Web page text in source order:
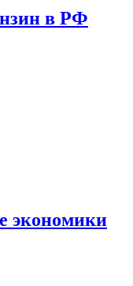
в РФ
экономики